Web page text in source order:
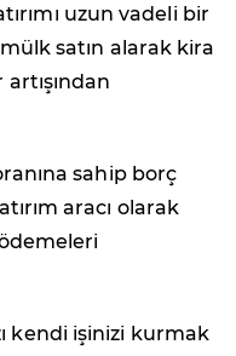
uzun vadeli bir
satın alarak kira
sahip borç
aracı olarak
kendi işinizi kurmak